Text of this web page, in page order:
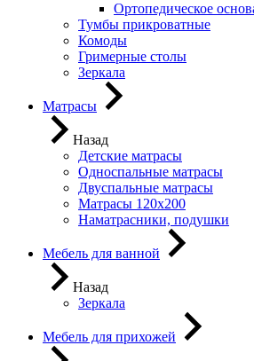
Ортопедическое
Тумбы прикроватные
Комоды
Гримерные столы
Зеркала
Матрасы
Назад
Детские матрасы
Односпальные матрасы
Двуспальные матрасы
Матрасы 120х200
Наматрасники, подушки
Мебель для ванной
Назад
Зеркала
Мебель для прихожей